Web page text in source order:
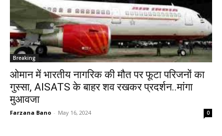
Breaking
ओमान में भारतीय नागरिक की मौत पर फूटा परिजनों का
गुस्सा, AISATS के बाहर शव रखकर प्रदर्शन..मांगा
मुआवजा
Farzana Bano - May 16, 2024 0